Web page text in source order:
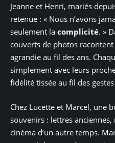
Jeanne et Henri, mariés
retenue : « Nous n’avons
seulement la complicité. »
couverts de photos racontent
agrandie au fil des ans.
simplement avec leurs
fidélité tissée au fil des
Chez Lucette et Marcel, une
souvenirs : lettres
cinéma d’un autre temps.